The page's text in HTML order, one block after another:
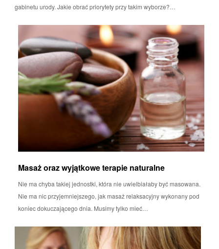
gabinetu urody. Jakie obrać priorytety przy takim wyborze?…
Masaż oraz wyjątkowe terapie naturalne
Nie ma chyba takiej jednostki, która nie uwielbiałaby być masowana.
Nie ma nic przyjemniejszego, jak masaż relaksacyjny wykonany pod
koniec dokuczającego dnia. Musimy tylko mieć…